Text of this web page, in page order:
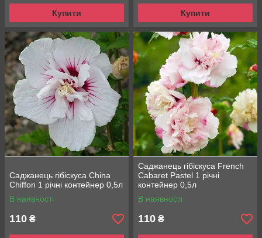
Купити Купити
Саджанець гібіскуса China
Chiffon 1 річні контейнер 0,5л
В наявності
110 ₴
Саджанець гібіскуса French
Cabaret Pastel 1 річні
контейнер 0,5л
В наявності
110 ₴